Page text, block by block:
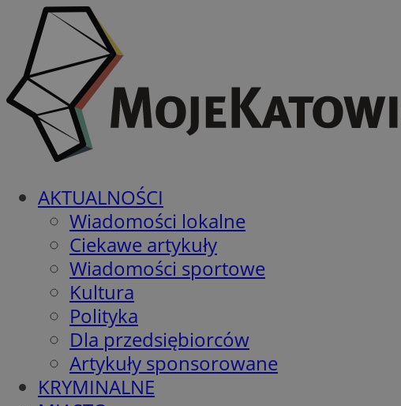
AKTUALNOŚCI
Wiadomości lokalne
Ciekawe artykuły
Wiadomości sportowe
Kultura
Polityka
Dla przedsiębiorców
Artykuły sponsorowane
KRYMINALNE